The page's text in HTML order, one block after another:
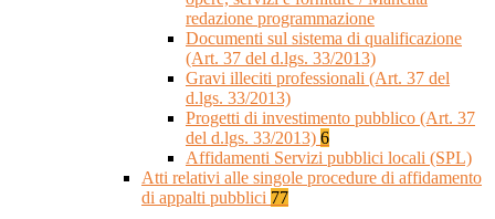
redazione programmazione
Documenti sul sistema di qualificazione
(Art. 37 del d.lgs. 33/2013)
Gravi illeciti professionali (Art. 37 del
d.lgs. 33/2013)
Progetti di investimento pubblico (Art. 37
del d.lgs. 33/2013) 6
Affidamenti Servizi pubblici locali (SPL)
Atti relativi alle singole procedure di affidamento
di appalti pubblici 77